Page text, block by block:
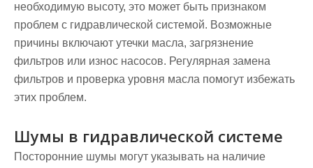
необходимую высоту, это может быть признаком
проблем с гидравлической системой. Возможные
причины включают утечки масла, загрязнение
фильтров или износ насосов. Регулярная замена
фильтров и проверка уровня масла помогут избежать
этих проблем.
Шумы в гидравлической системе
Посторонние шумы могут указывать на наличие